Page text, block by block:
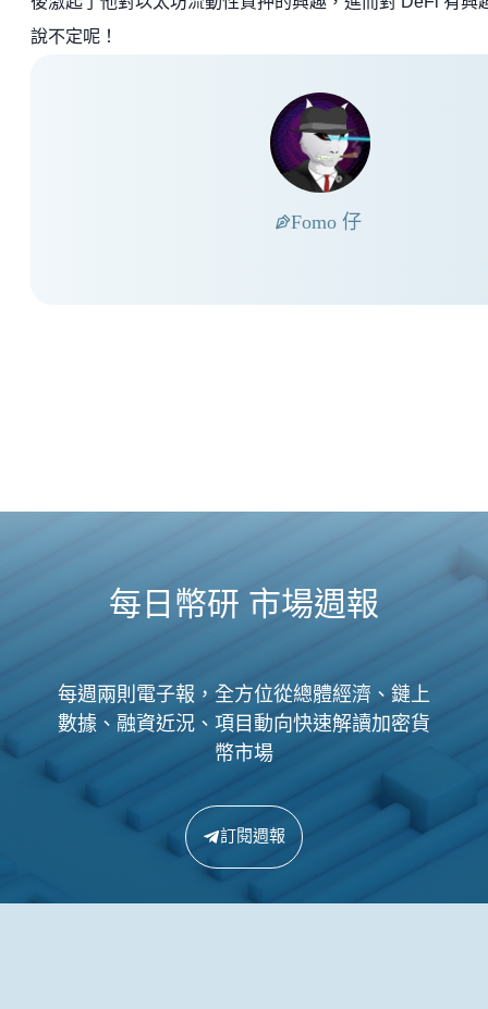
說不定呢！
Fomo 仔
每日幣研 市場週報
每週兩則電子報，全方位從總體經濟、鏈上
數據、融資近況、項目動向快速解讀加密貨
幣市場
訂閱週報